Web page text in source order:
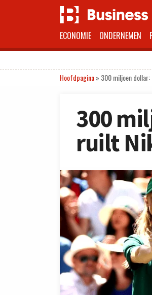
ECONOMIE ONDERNEMEN
Hoofdpagina» 300 miljoen
300
ruilt